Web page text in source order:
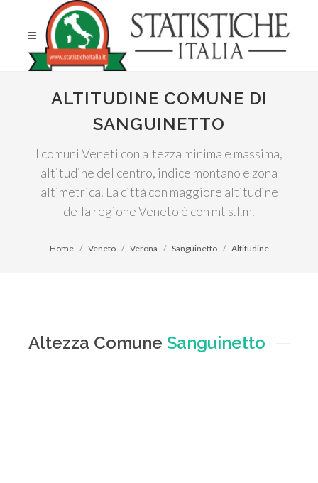
ALTITUDINE COMUNE DI
SANGUINETTO
I comuni Veneti con altezza minima e massima,
altitudine del centro, indice montano e zona
altimetrica. La città con maggiore altitudine
della regione Veneto è con mt s.l.m.
Home Veneto Verona Sanguinetto Altitudine
Altezza Comune Sanguinetto